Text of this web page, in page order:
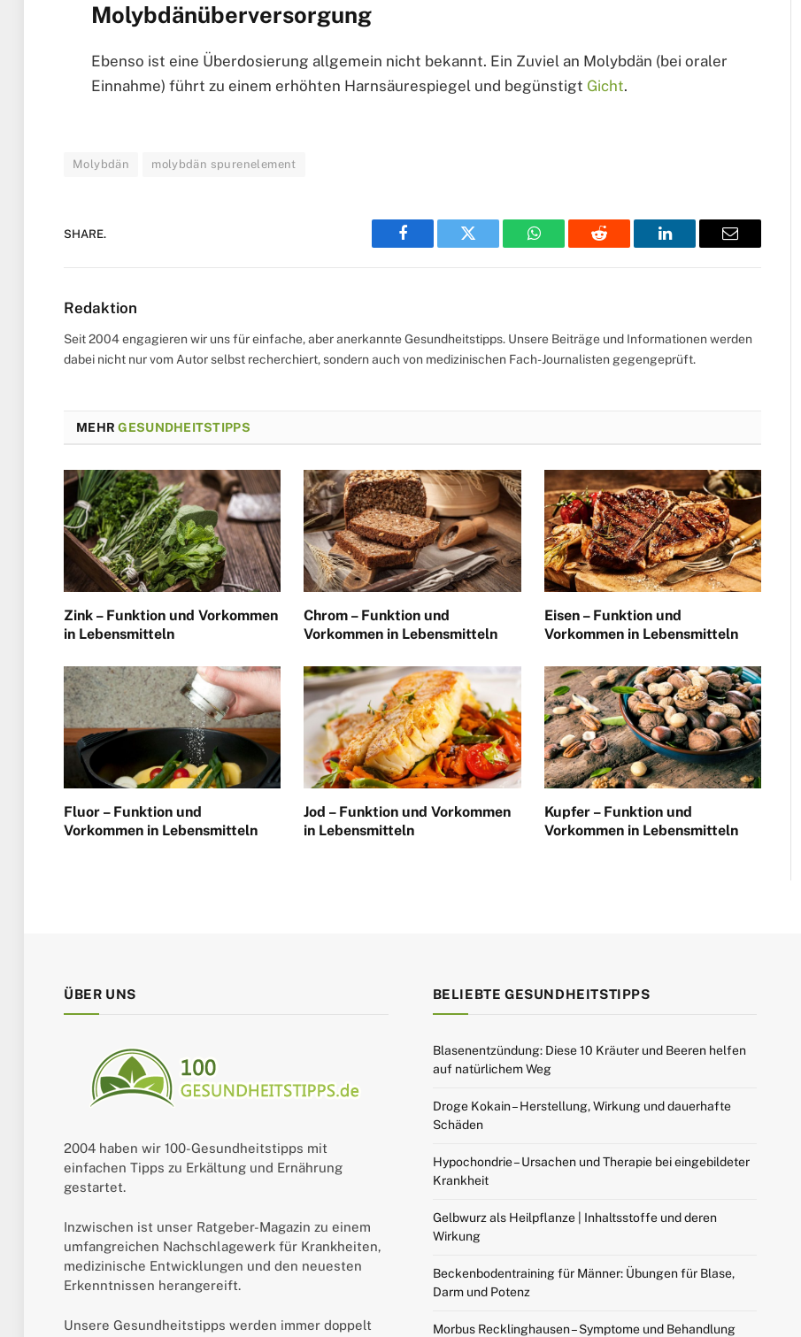
Molybdänüberversorgung
Ebenso ist eine Überdosierung allgemein nicht bekannt. Ein Zuviel an Molybdän (bei oraler
Einnahme) führt zu einem erhöhten Harnsäurespiegel und begünstigt Gicht.
Molybdän molybdän spurenelement
SHARE.
Facebook Twitter WhatsAppReddit LinkedIn Email
Redaktion
Seit 2004 engagieren wir uns für einfache, aber anerkannte Gesundheitstipps. Unsere Beiträge und Informationen werden
dabei nicht nur vom Autor selbst recherchiert, sondern auch von medizinischen Fach-Journalisten gegengeprüft.
MEHRGESUNDHEITSTIPPS
Zink – Funktion und Vorkommen
in Lebensmitteln
Chrom – Funktion und
Vorkommen in Lebensmitteln
Eisen – Funktion und
Vorkommen in Lebensmitteln
Fluor – Funktion und
Vorkommen in Lebensmitteln
Jod – Funktion und Vorkommen
in Lebensmitteln
Kupfer – Funktion und
Vorkommen in Lebensmitteln
ÜBER UNS
2004 haben wir 100-Gesundheitstipps mit
einfachen Tipps zu Erkältung und Ernährung
gestartet.
Inzwischen ist unser Ratgeber-Magazin zu einem
umfangreichen Nachschlagewerk für Krankheiten,
medizinische Entwicklungen und den neuesten
Erkenntnissen herangereift.
Unsere Gesundheitstipps werden immer doppelt
BELIEBTE GESUNDHEITSTIPPS
Blasenentzündung: Diese 10 Kräuter und Beeren helfen
auf natürlichem Weg
Droge Kokain – Herstellung, Wirkung und dauerhafte
Schäden
Hypochondrie – Ursachen und Therapie bei eingebildeter
Krankheit
Gelbwurz als Heilpflanze | Inhaltsstoffe und deren
Wirkung
Beckenbodentraining für Männer: Übungen für Blase,
Darm und Potenz
Morbus Recklinghausen – Symptome und Behandlung